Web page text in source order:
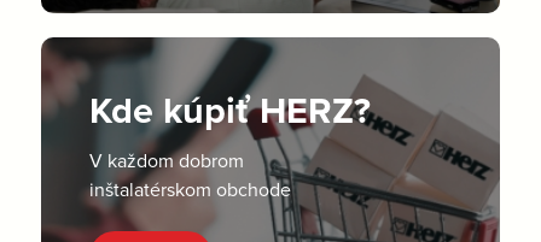
Kde kúpiť HERZ?
V každom dobrom
inštalatérskom obchode